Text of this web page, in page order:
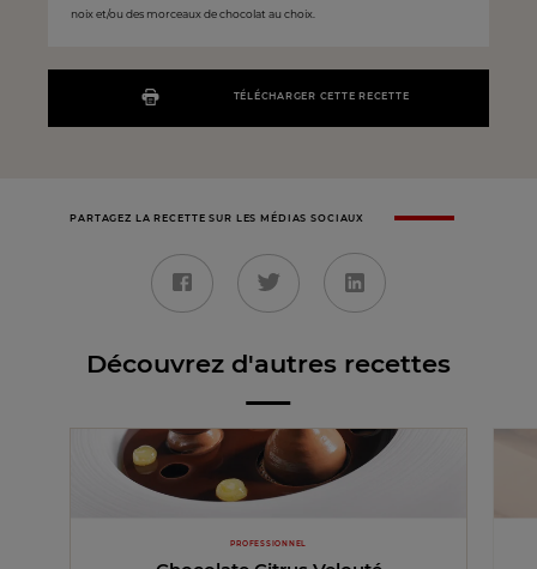
TÉLÉCHARGER CETTE RECETTE
noix et/ou des morceaux de chocolat au choix.
PARTAGEZ LA RECETTE SUR LES MÉDIAS SOCIAUX
Découvrez d'autres recettes
PROFESSIONNEL